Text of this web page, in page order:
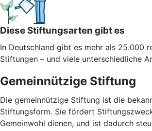
Diese Stiftungsarten gibt es
In Deutschland gibt es mehr als 25.000
Stiftungen – und viele unterschiedliche
Gemeinnützige Stiftung
Die gemeinnützige Stiftung ist die
Stiftungsform. Sie fördert
Gemeinwohl dienen, und ist dadurch